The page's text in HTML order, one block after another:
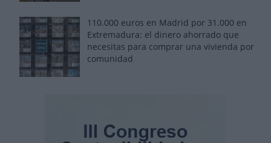
110.000 euros en Madrid por 31.000 en
Extremadura: el dinero ahorrado que
necesitas para comprar una vivienda por
comunidad